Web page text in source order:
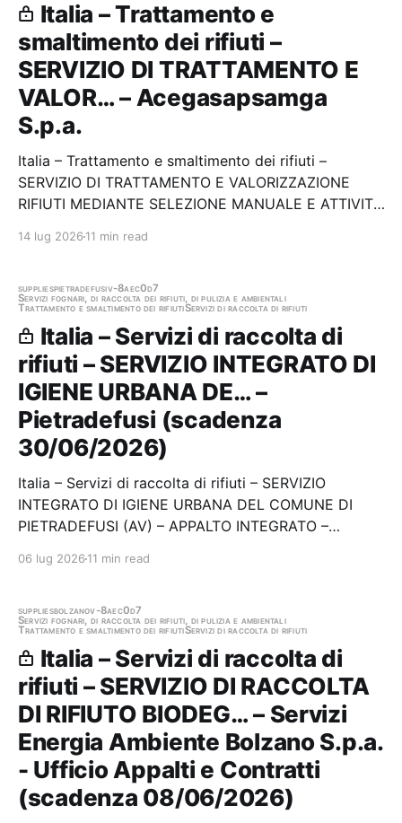
Italia – Trattamento e
smaltimento dei rifiuti –
SERVIZIO DI TRATTAMENTO E
VALOR… – Acegasapsamga
S.p.a.
Italia – Trattamento e smaltimento dei rifiuti –
SERVIZIO DI TRATTAMENTO E VALORIZZAZIONE
RIFIUTI MEDIANTE SELEZIONE MANUALE E ATTIVITÀ
LINEA DI SELEZIONE MECCANIZZATA E MANUALE
SELEZIONE E RECUPERO SITO A PADOVA (PD)…
14 lug 2026 11 min read
suppliespietradefusiv-8aec0d7
Servizi fognari, di raccolta dei rifiuti, di pulizia e ambientali
Trattamento e smaltimento dei rifiutiServizi di raccolta di rifiuti
Italia – Servizi di raccolta di
rifiuti – SERVIZIO INTEGRATO DI
IGIENE URBANA DE… –
Pietradefusi (scadenza
30/06/2026)
Italia – Servizi di raccolta di rifiuti – SERVIZIO
INTEGRATO DI IGIENE URBANA DEL COMUNE DI
PIETRADEFUSI (AV) – APPALTO INTEGRATO –
appaltante: Pietradefusi Scadenza 30/06/2026 Gara
06 lug 2026 11 min read
suppliesbolzanov-8aec0d7
Servizi fognari, di raccolta dei rifiuti, di pulizia e ambientali
Trattamento e smaltimento dei rifiutiServizi di raccolta di rifiuti
Italia – Servizi di raccolta di
rifiuti – SERVIZIO DI RACCOLTA
DI RIFIUTO BIODEG… – Servizi
Energia Ambiente Bolzano S.p.a.
- Ufficio Appalti e Contratti
(scadenza 08/06/2026)